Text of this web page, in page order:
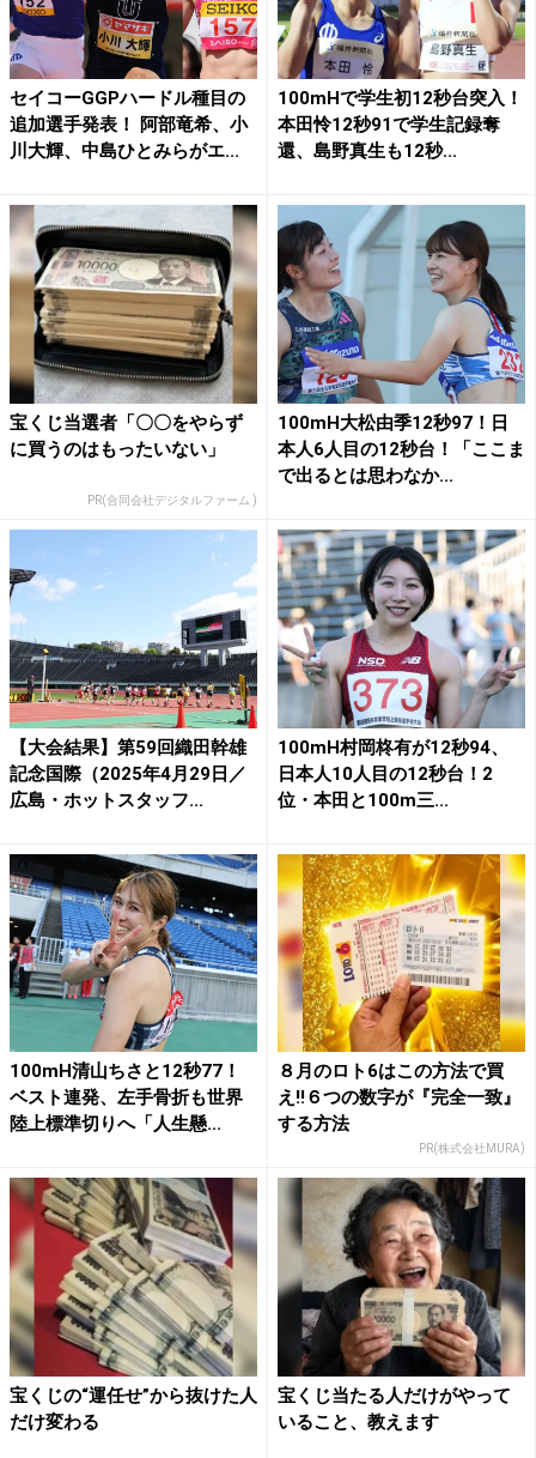
セイコーGGPハードル種目の
追加選手発表！ 阿部竜希、小
川大輝、中島ひとみらがエ...
100mHで学生初12秒台突入！
本田怜12秒91で学生記録奪
還、島野真生も12秒...
宝くじ当選者「〇〇をやらず
に買うのはもったいない」
PR(合同会社デジタルファーム )
100mH大松由季12秒97！日
本人6人目の12秒台！「ここま
で出るとは思わなか...
【大会結果】第59回織田幹雄
記念国際（2025年4月29日／
広島・ホットスタッフ...
100mH村岡柊有が12秒94、
日本人10人目の12秒台！2
位・本田と100m三...
100mH清山ちさと12秒77！
ベスト連発、左手骨折も世界
陸上標準切りへ「人生懸...
８月のロト6はこの方法で買
え!!６つの数字が『完全一致』
する方法
PR(株式会社MURA)
宝くじの“運任せ”から抜けた人
だけ変わる
宝くじ当たる人だけがやって
いること、教えます